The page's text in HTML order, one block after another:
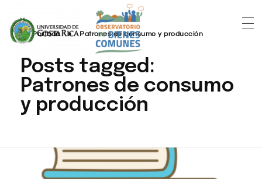
Portada » Patrones de consumo y producción
Posts tagged:
Patrones de consumo
y producción